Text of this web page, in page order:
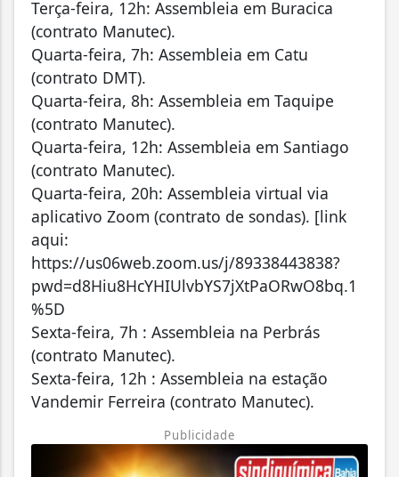
Terça-feira, 12h: Assembleia em Buracica
(contrato Manutec).
Quarta-feira, 7h: Assembleia em Catu
(contrato DMT).
Quarta-feira, 8h: Assembleia em Taquipe
(contrato Manutec).
Quarta-feira, 12h: Assembleia em Santiago
(contrato Manutec).
Quarta-feira, 20h: Assembleia virtual via
aplicativo Zoom (contrato de sondas). [link
aqui:
https://us06web.zoom.us/j/89338443838?
pwd=d8Hiu8HcYHIUlvbYS7jXtPaORwO8bq.1
%5D
Sexta-feira, 7h : Assembleia na Perbrás
(contrato Manutec).
Sexta-feira, 12h : Assembleia na estação
Vandemir Ferreira (contrato Manutec).
Publicidade